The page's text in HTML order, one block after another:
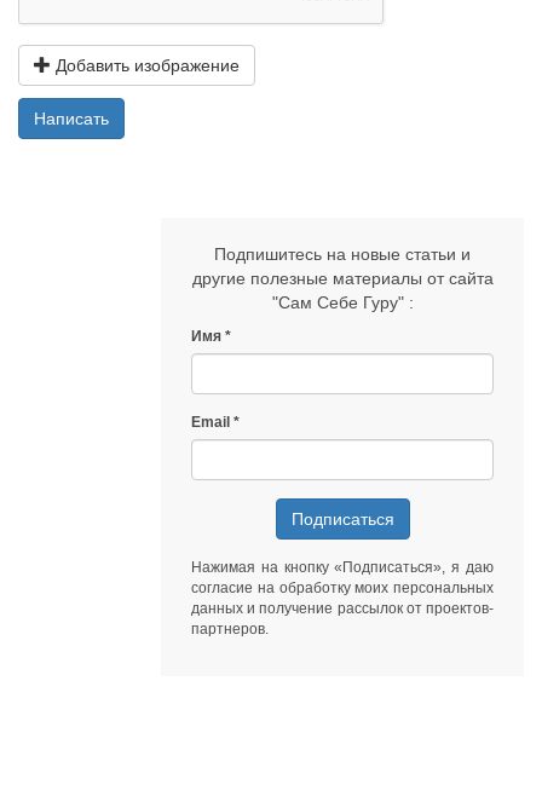
Добавить изображение
Написать
Подпишитесь на новые статьи и
другие полезные материалы от сайта
"Сам Себе Гуру" :
Имя
Email
Подписаться
Нажимая на кнопку «Подписаться», я даю
согласие на обработку моих персональных
данных и получение рассылок от проектов-
партнеров.